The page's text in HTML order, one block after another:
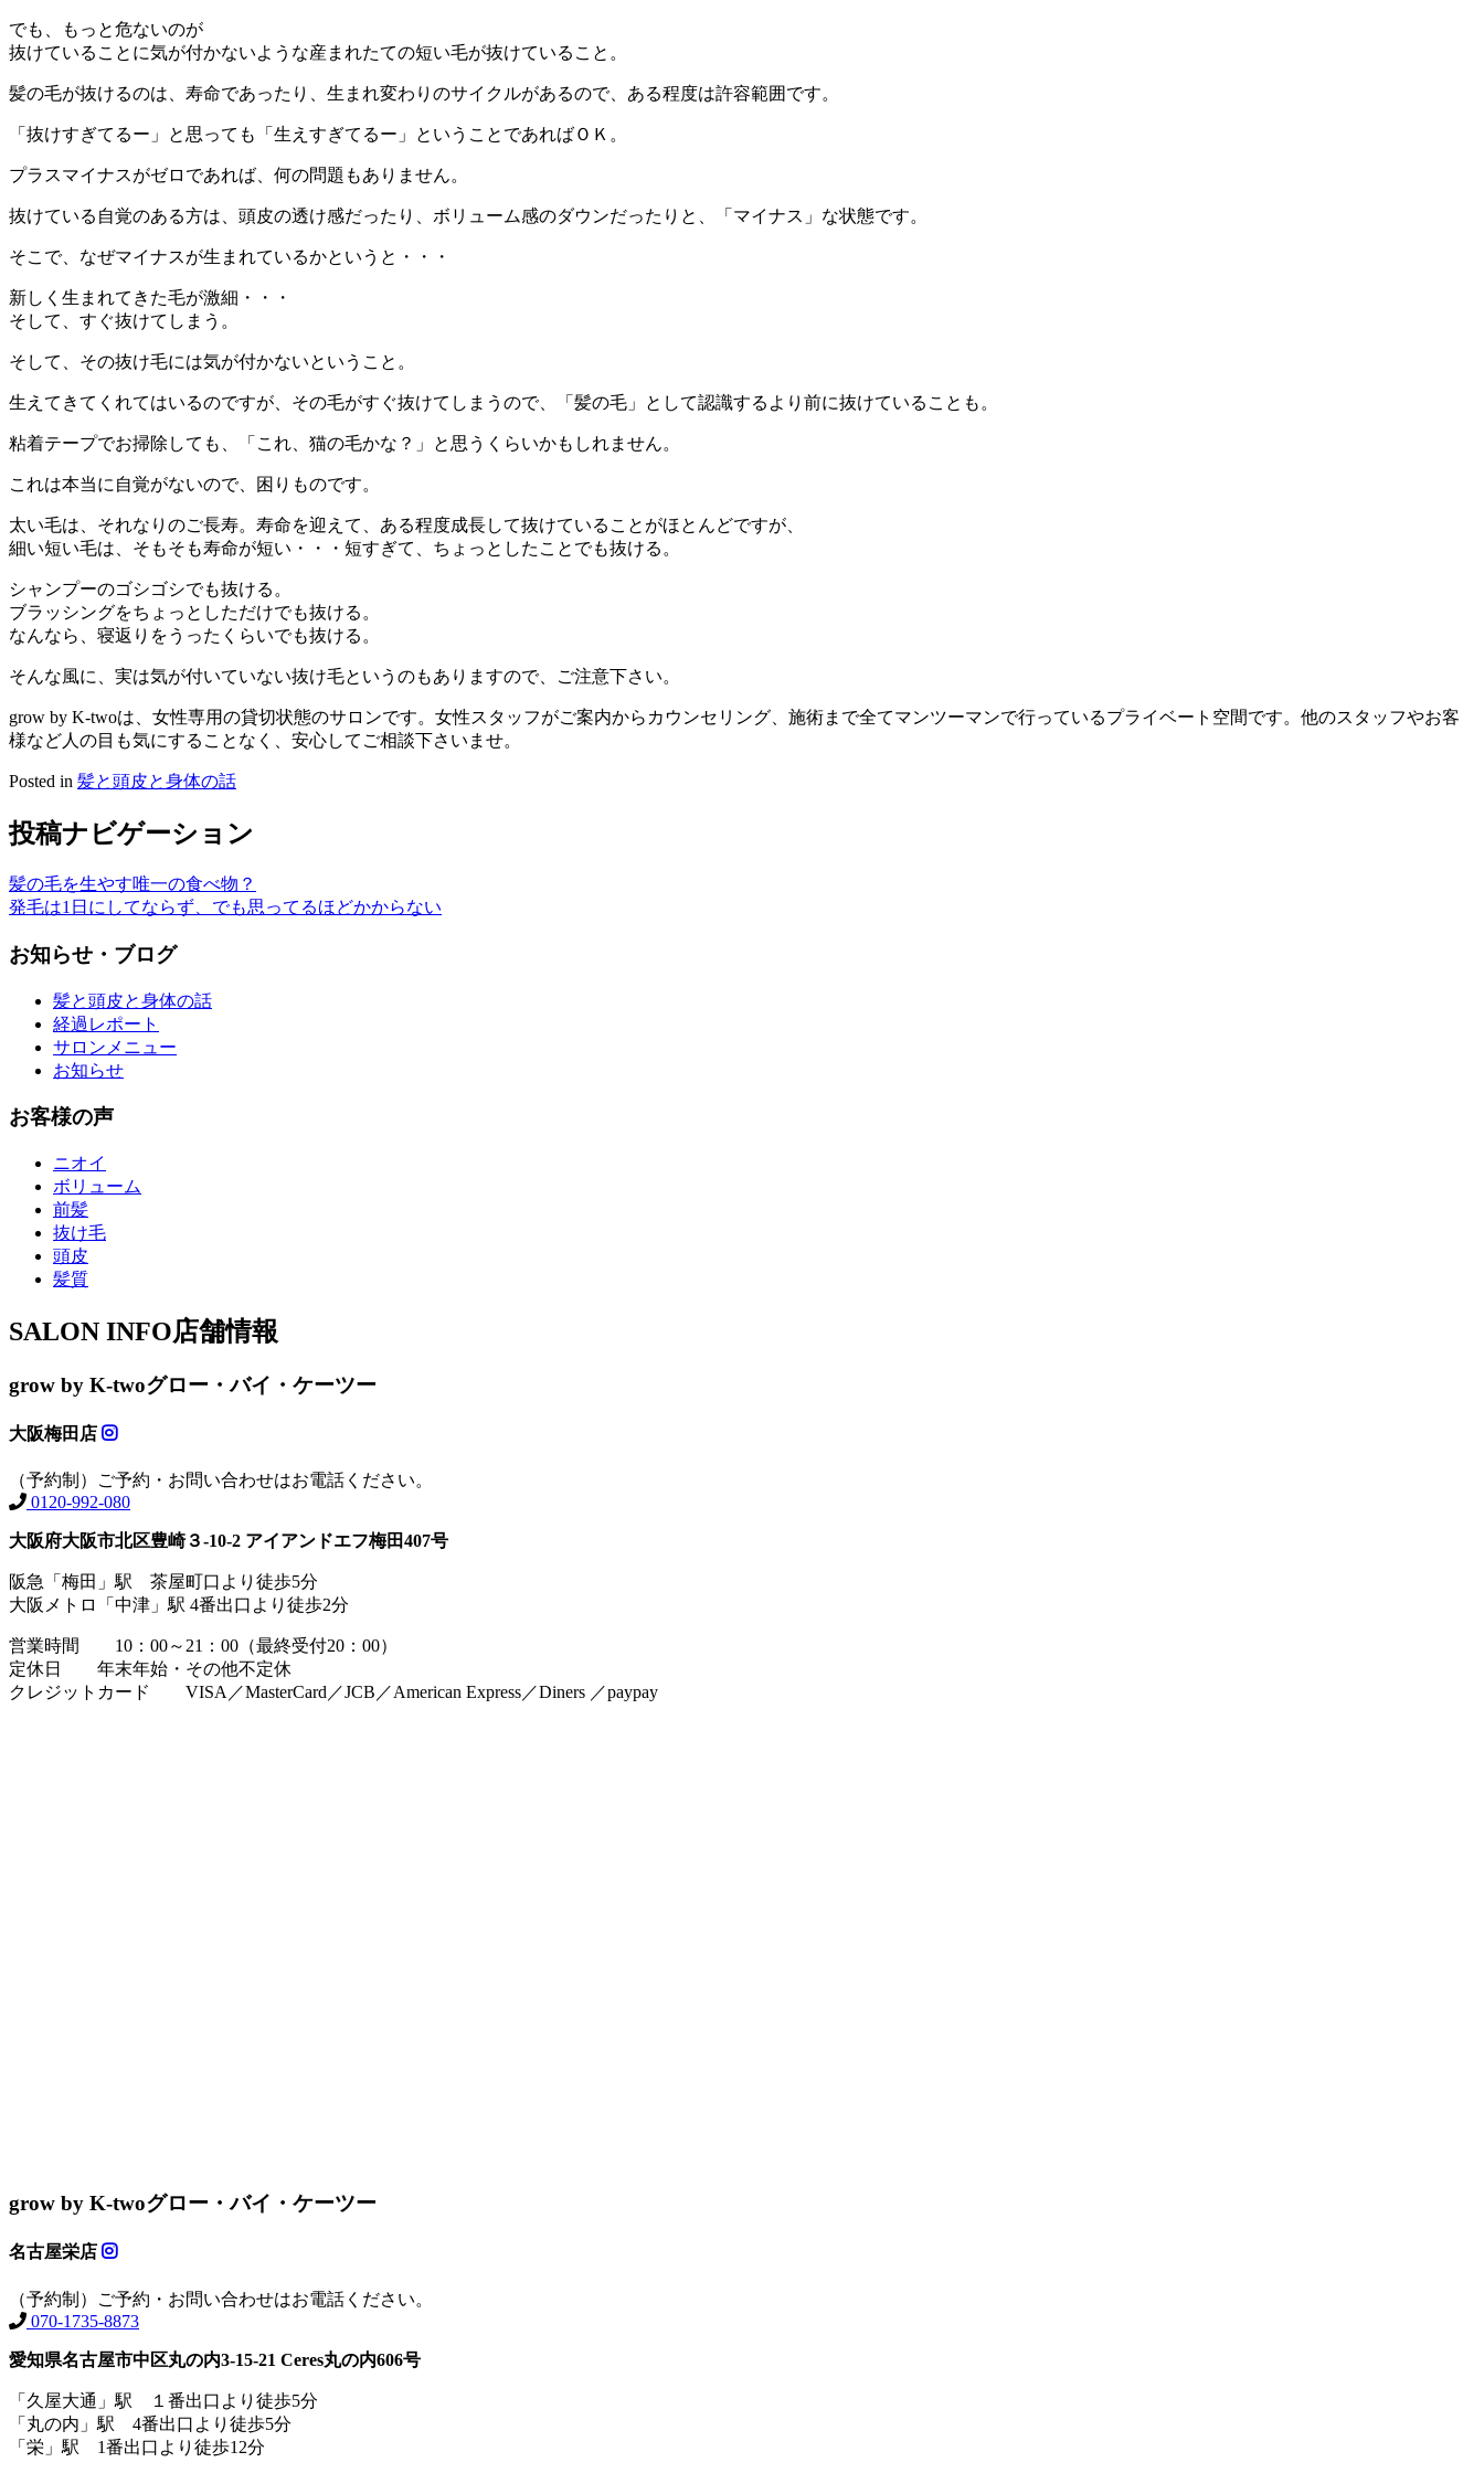
でも、もっと危ないのが
抜けていることに気が付かないような産まれたての短い毛が抜けていること。
髪の毛が抜けるのは、寿命であったり、生まれ変わりのサイクルがあるので、ある程度は許容範囲です。
「抜けすぎてるー」と思っても「生えすぎてるー」ということであればＯＫ。
プラスマイナスがゼロであれば、何の問題もありません。
抜けている自覚のある方は、頭皮の透け感だったり、ボリューム感のダウンだったりと、「マイナス」な状態です。
そこで、なぜマイナスが生まれているかというと・・・
新しく生まれてきた毛が激細・・・
そして、すぐ抜けてしまう。
そして、その抜け毛には気が付かないということ。
生えてきてくれてはいるのですが、その毛がすぐ抜けてしまうので、「髪の毛」として認識するより前に抜けていることも。
粘着テープでお掃除しても、「これ、猫の毛かな？」と思うくらいかもしれません。
これは本当に自覚がないので、困りものです。
太い毛は、それなりのご長寿。寿命を迎えて、ある程度成長して抜けていることがほとんどですが、
細い短い毛は、そもそも寿命が短い・・・短すぎて、ちょっとしたことでも抜ける。
シャンプーのゴシゴシでも抜ける。
ブラッシングをちょっとしただけでも抜ける。
なんなら、寝返りをうったくらいでも抜ける。
そんな風に、実は気が付いていない抜け毛というのもありますので、ご注意下さい。
grow by K-twoは、女性専用の貸切状態のサロンです。女性スタッフがご案内からカウンセリング、施術まで全てマンツーマンで行っているプライベート空間です。他のスタッフやお客
様など人の目も気にすることなく、安心してご相談下さいませ。
Posted in 髪と頭皮と身体の話
投稿ナビゲーション
髪の毛を生やす唯一の食べ物？
発毛は1日にしてならず、でも思ってるほどかからない
お知らせ・ブログ
髪と頭皮と身体の話
経過レポート
サロンメニュー
お知らせ
お客様の声
ニオイ
ボリューム
前髪
抜け毛
頭皮
髪質
SALON INFO店舗情報
grow by K-twoグロー・バイ・ケーツー
大阪梅田店
（予約制）ご予約・お問い合わせはお電話ください。
0120-992-080
大阪府大阪市北区豊崎３-10-2 アイアンドエフ梅田407号
阪急「梅田」駅 茶屋町口より徒歩5分
大阪メトロ「中津」駅 4番出口より徒歩2分
営業時間 10：00～21：00（最終受付20：00）
定休日 年末年始・その他不定休
クレジットカード VISA／MasterCard／JCB／American Express／Diners ／paypay
grow by K-twoグロー・バイ・ケーツー
名古屋栄店
（予約制）ご予約・お問い合わせはお電話ください。
070-1735-8873
愛知県名古屋市中区丸の内3-15-21 Ceres丸の内606号
「久屋大通」駅 １番出口より徒歩5分
「丸の内」駅 4番出口より徒歩5分
「栄」駅 1番出口より徒歩12分